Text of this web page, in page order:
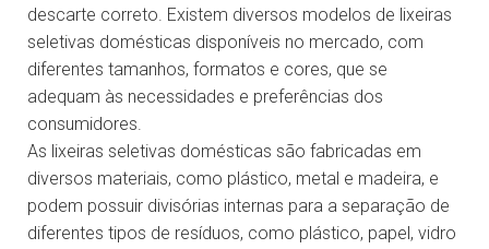
descarte correto. Existem diversos modelos de lixeiras
seletivas domésticas disponíveis no mercado, com
diferentes tamanhos, formatos e cores, que se
adequam às necessidades e preferências dos
consumidores.
As lixeiras seletivas domésticas são fabricadas em
diversos materiais, como plástico, metal e madeira, e
podem possuir divisórias internas para a separação de
diferentes tipos de resíduos, como plástico, papel, vidro